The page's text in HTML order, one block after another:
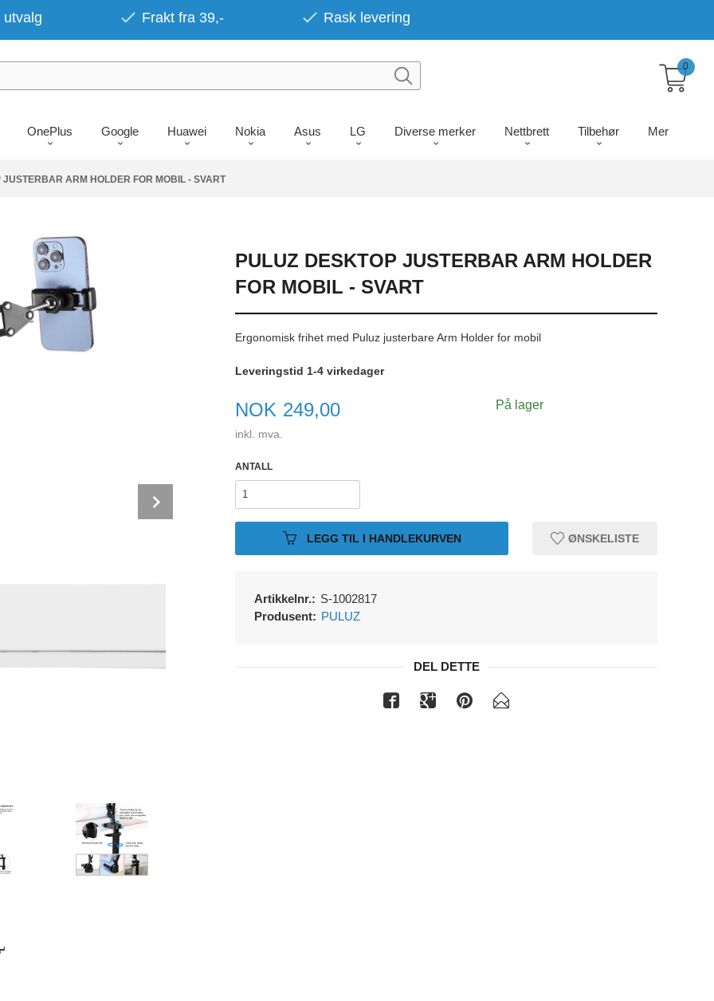
utvalg Frakt fra 39,- Rask levering
OnePlus Google Huawei Nokia Asus LG Diverse merker Nettbrett Tilbehør Mer
0
ARM HOLDER FOR MOBIL - SVART
PULUZ DESKTOP JUSTERBAR ARM HOLDER
FOR MOBIL - SVART
Ergonomisk frihet med Puluz justerbare Arm Holder for mobil
Leveringstid 1-4 virkedager
Pris
NOK 249,00
inkl. mva.
På lager
ANTALL
LEGG TIL I HANDLEKURVEN ØNSKELISTE
Artikkelnr.: S-1002817
Produsent: PULUZ
DEL DETTE